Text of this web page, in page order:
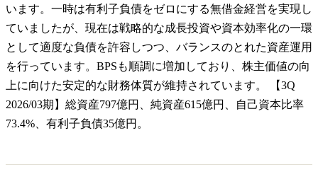
います。一時は有利子負債をゼロにする無借金経営を実現し
ていましたが、現在は戦略的な成長投資や資本効率化の一環
として適度な負債を許容しつつ、バランスのとれた資産運用
を行っています。BPSも順調に増加しており、株主価値の向
上に向けた安定的な財務体質が維持されています。 【3Q
2026/03期】総資産797億円、純資産615億円、自己資本比率
73.4%、有利子負債35億円。